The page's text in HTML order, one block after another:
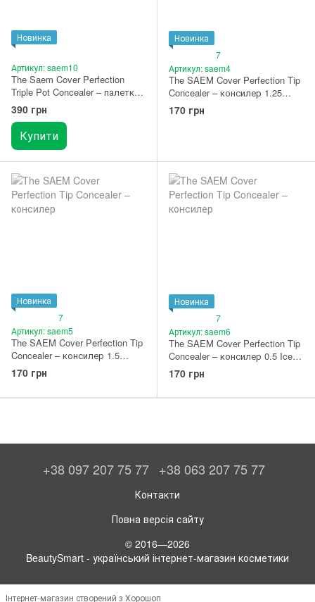
Новинка
Артикул: saem10
The Saem Cover Perfection
Triple Pot Concealer – палетка
консилерів 02 Contour Beige
390 грн
Купити
Новинка
7
Артикул: saem4
The SAEM Cover Perfection Tip
Concealer – консилер 1.25
Light Beige
170 грн
Новинка
7
Артикул: saem5
The SAEM Cover Perfection Tip
Concealer – консилер 1.5
Natural Beige
170 грн
Новинка
7
Артикул: saem6
The SAEM Cover Perfection Tip
Concealer – консилер 0.5 Ice
Beige
170 грн
+38 097 207 75 77 +38 063 207 75 77
Контакти
Повна версія сайту
© 2016—2026
BeautySmart - український інтернет-магазин косметики
Інтернет-магазин створений з Хорошоп